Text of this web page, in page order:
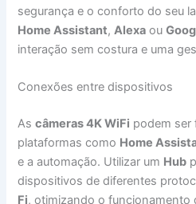
segurança e o conforto do seu
Home Assistant,Alexa ou
interação sem costura e uma
Conexões entre dispositivos
Ascâmeras 4K WiFi podem ser
plataformas como Home
e a automação. Utilizar um Hub
dispositivos de diferentes
Fi, otimizando o funcionamento